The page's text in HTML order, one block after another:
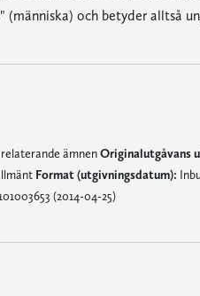
och betyder alltså
ämnenOriginalutgåvans
Format (utgivningsdatum):
(2014-04-25)